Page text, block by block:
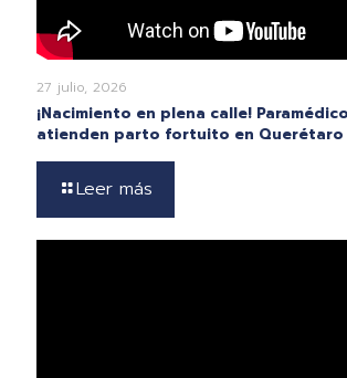
27 julio, 2026
¡Nacimiento en plena calle!
atienden parto fortuito en Querétaro
Leer más